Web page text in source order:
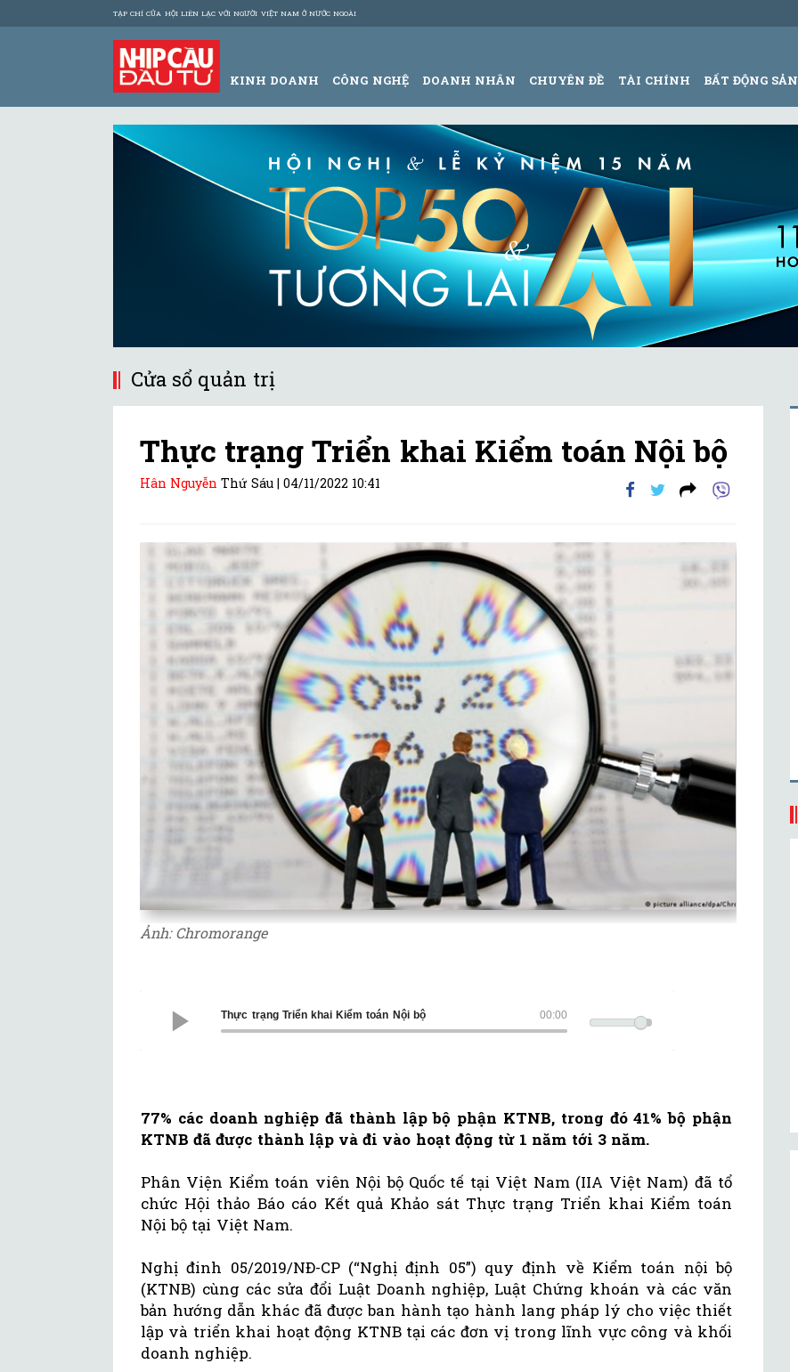
TẠP CHÍ CỦA HỘI LIÊN LẠC VỚI NGƯỜI VIỆT NAM Ở NƯỚC NGOÀI
KINH DOANH CÔNG NGHỆ DOANH NHÂN CHUYÊN ĐỀ TÀI CHÍNH BẤT ĐỘNG SẢN
Cửa sổ quản trị
Thực trạng Triển khai Kiểm toán Nội bộ
Hân Nguyễn Thứ Sáu |04/11/2022 10:41
Ảnh: Chromorange
00:00
Thực trạng Triển khai Kiểm toán Nội bộ
77% các doanh nghiệp đã thành lập bộ phận KTNB, trong đó 41% bộ phận
KTNB đã được thành lập và đi vào hoạt động từ 1 năm tới 3 năm.
Phân Viện Kiểm toán viên Nội bộ Quốc tế tại Việt Nam (IIA Việt Nam) đã tổ
chức Hội thảo Báo cáo Kết quả Khảo sát Thực trạng Triển khai Kiểm toán
Nội bộ tại Việt Nam.
Nghị đinh 05/2019/NĐ-CP (“Nghị định 05”) quy định về Kiểm toán nội bộ
(KTNB) cùng các sửa đổi Luật Doanh nghiệp, Luật Chứng khoán và các văn
bản hướng dẫn khác đã được ban hành tạo hành lang pháp lý cho việc thiết
lập và triển khai hoạt động KTNB tại các đơn vị trong lĩnh vực công và khối
doanh nghiệp.